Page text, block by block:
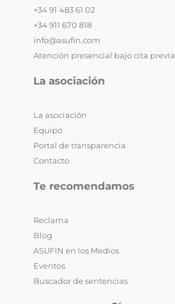
+34 91 483 61 02
+34 911 670 818
info@asufin.com
Atención presencial bajo cita previa
La asociación
La asociación
Equipo
Portal de transparencia
Contacto
Te recomendamos
Reclama
Blog
ASUFIN en los Medios
Eventos
Buscador de sentencias